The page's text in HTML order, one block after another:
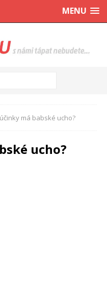
MENU
má babské ucho?
ucho?